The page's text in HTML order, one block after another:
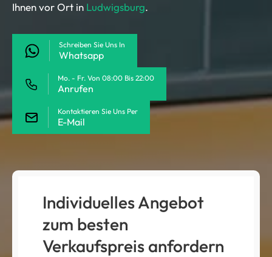
Ihnen vor Ort in Ludwigsburg.
Schreiben Sie Uns In
Whatsapp
Mo. - Fr. Von 08:00 Bis 22:00
Anrufen
Kontaktieren Sie Uns Per
E-Mail
Individuelles Angebot
zum besten
Verkaufspreis anfordern